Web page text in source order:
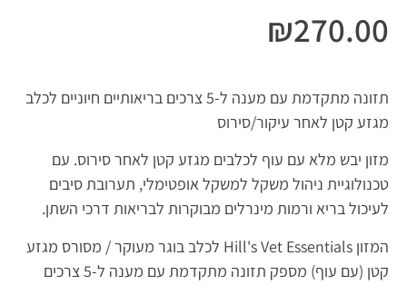
₪270.00
תזונה מתקדמת עם מענה ל-5 צרכים בריאותיים חיוניים לכלב
מגזע קטן לאחר עיקור/סירוס
מזון יבש מלא עם עוף לכלבים מגזע קטן לאחר סירוס. עם
טכנולוגיית ניהול משקל למשקל אופטימלי, תערובת סיבים
לעיכול בריא ורמות מינרלים מבוקרות לבריאות דרכי השתן.
המזון Hill's Vet Essentials לכלב בוגר מעוקר / מסורס מגזע
קטן (עם עוף) מספק תזונה מתקדמת עם מענה ל-5 צרכים